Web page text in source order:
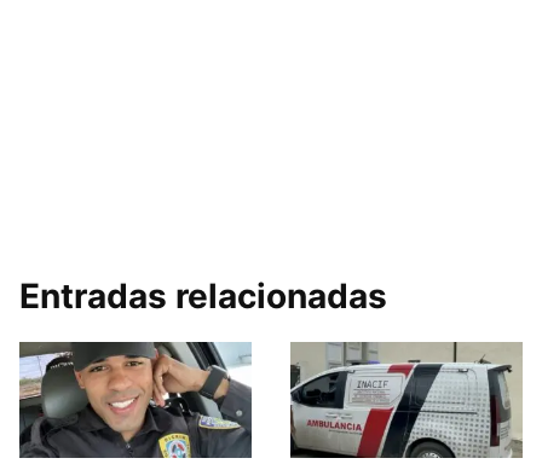
Entradas relacionadas